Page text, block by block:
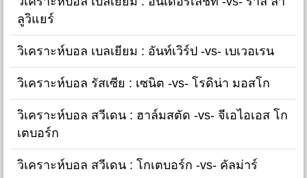
ลูวิแยร์
วิเคราะห์บอล เบลเยียม : อันท์เวิร์ป -vs- เบเวอเรน
วิเคราะห์บอล รัสเซีย : เซนิต -vs- โรดิน่า มอสโก
วิเคราะห์บอล สวีเดน : ฮาล์มสตัด -vs- จีเอไอเอส โก
เตบอร์ก
วิเคราะห์บอล สวีเดน : โกเตบอร์ก -vs- คัลม่าร์